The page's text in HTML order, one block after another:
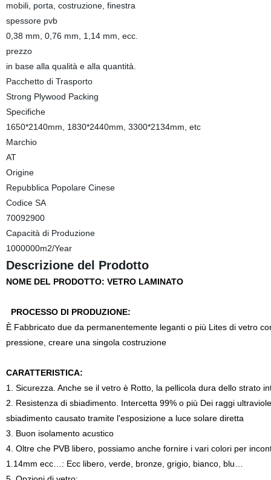
mobili, porta, costruzione, finestra
spessore pvb
0,38 mm, 0,76 mm, 1,14 mm, ecc.
prezzo
in base alla qualità e alla quantità.
Pacchetto di Trasporto
Strong Plywood Packing
Specifiche
1650*2140mm, 1830*2440mm, 3300*2134mm, etc
Marchio
AT
Origine
Repubblica Popolare Cinese
Codice SA
70092900
Capacità di Produzione
1000000m2/Year
Descrizione del Prodotto
NOME DEL PRODOTTO: VETRO LAMINATO
PROCESSO DI PRODUZIONE:
È Fabbricato due da permanentemente leganti o più Lites di vetro
pressione, creare una singola costruzione
CARATTERISTICA:
1. Sicurezza. Anche se il vetro è Rotto, la pellicola dura dello strato
2. Resistenza di sbiadimento. Intercetta 99% o più Dei raggi
sbiadimento causato tramite l'esposizione a luce solare diretta
3. Buon isolamento acustico
4. Oltre che PVB libero, possiamo anche fornire i vari colori per
1.14mm ecc…: Ecc libero, verde, bronze, grigio, bianco, blu…